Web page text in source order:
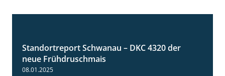
1:25
Standortreport Schwanau – DKC 4320 der
neue Frühdruschmais
08.01.2025